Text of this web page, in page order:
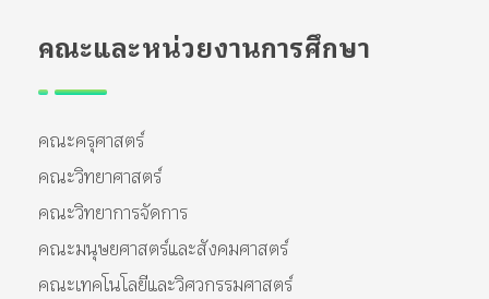
คณะและหน่วยงานการศึกษา
คณะครุศาสตร์
คณะวิทยาศาสตร์
คณะวิทยาการจัดการ
คณะมนุษยศาสตร์และสังคมศาสตร์
คณะเทคโนโลยีและวิศวกรรมศาสตร์